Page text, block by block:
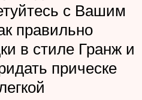
с Вашим
правильно
в стиле Гранж и
прическе